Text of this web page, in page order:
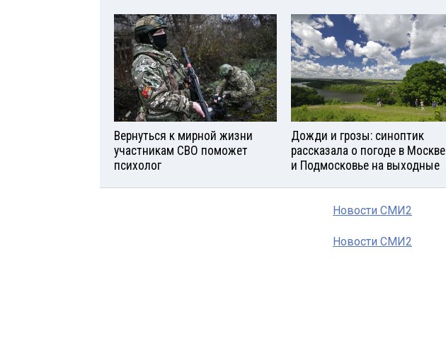
Вернуться к мирной жизни
участникам СВО поможет
психолог
Дожди и грозы: синоптик
рассказала о погоде в Москве
и Подмосковье на выходные
Новости СМИ2
Новости СМИ2